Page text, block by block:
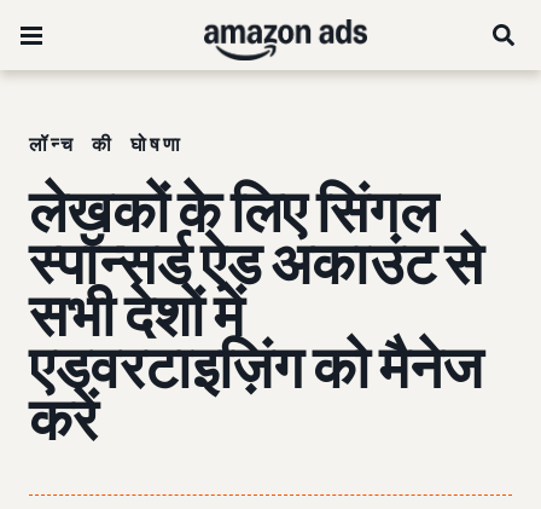
लॉन्च की घोषणा
लेखकों के लिए सिंगल
स्पॉन्सर्ड ऐड अकाउंट से
सभी देशों में
एडवरटाइज़िंग को मैनेज
करें